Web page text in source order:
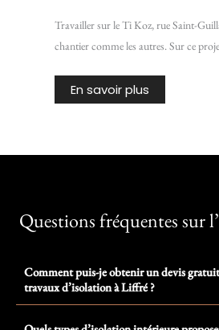
Travailler sur le Ti Koz, rue Saint-
chantier comme les autres. Sur ce
En savoir plus
Questions fréquentes sur
Comment puis-je obtenir un devis
travaux d’isolation à Liffré ?